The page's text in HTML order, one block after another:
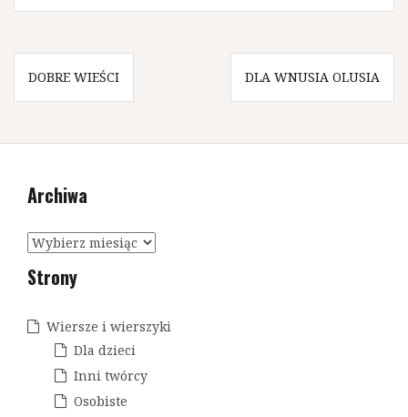
N
w
g
DOBRE WIEŚCI DLA WNUSIA OLUSIA
Archiwa
A
c
i
Strony
Wiersze i wierszyki
Dla dzieci
Inni twórcy
Osobiste